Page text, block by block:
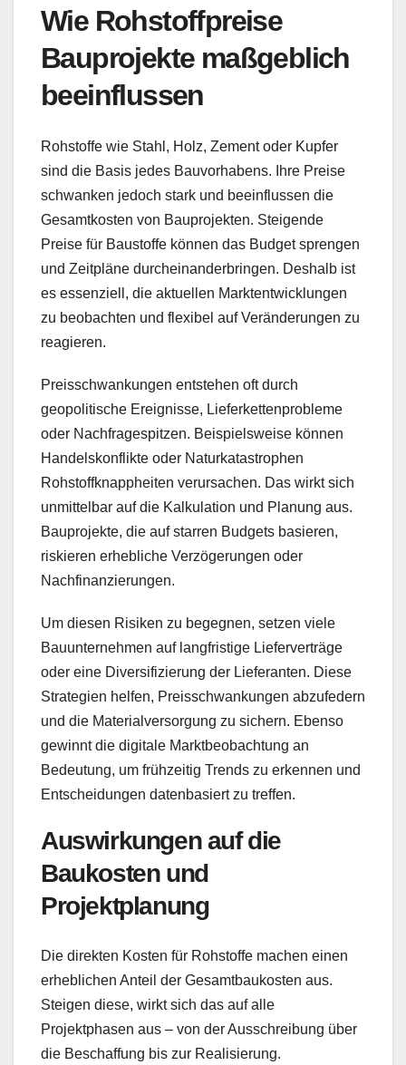
Wie Rohstoffpreise
Bauprojekte maßgeblich
beeinflussen
Rohstoffe wie Stahl, Holz, Zement oder Kupfer
sind die Basis jedes Bauvorhabens. Ihre Preise
schwanken jedoch stark und beeinflussen die
Gesamtkosten von Bauprojekten. Steigende
Preise für Baustoffe können das Budget sprengen
und Zeitpläne durcheinanderbringen. Deshalb ist
es essenziell, die aktuellen Marktentwicklungen
zu beobachten und flexibel auf Veränderungen zu
reagieren.
Preisschwankungen entstehen oft durch
geopolitische Ereignisse, Lieferkettenprobleme
oder Nachfragespitzen. Beispielsweise können
Handelskonflikte oder Naturkatastrophen
Rohstoffknappheiten verursachen. Das wirkt sich
unmittelbar auf die Kalkulation und Planung aus.
Bauprojekte, die auf starren Budgets basieren,
riskieren erhebliche Verzögerungen oder
Nachfinanzierungen.
Um diesen Risiken zu begegnen, setzen viele
Bauunternehmen auf langfristige Lieferverträge
oder eine Diversifizierung der Lieferanten. Diese
Strategien helfen, Preisschwankungen abzufedern
und die Materialversorgung zu sichern. Ebenso
gewinnt die digitale Marktbeobachtung an
Bedeutung, um frühzeitig Trends zu erkennen und
Entscheidungen datenbasiert zu treffen.
Auswirkungen auf die
Baukosten und
Projektplanung
Die direkten Kosten für Rohstoffe machen einen
erheblichen Anteil der Gesamtbaukosten aus.
Steigen diese, wirkt sich das auf alle
Projektphasen aus – von der Ausschreibung über
die Beschaffung bis zur Realisierung.